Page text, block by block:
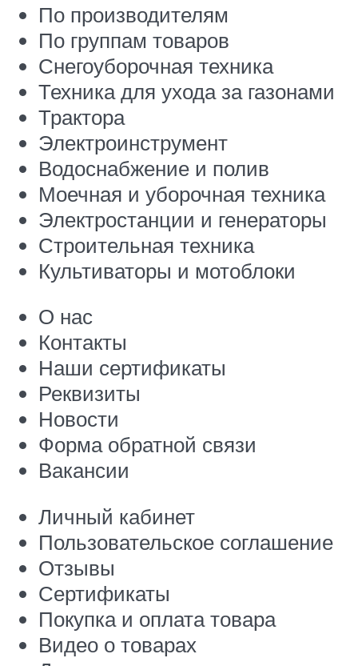
По производителям
По группам товаров
Снегоуборочная техника
Техника для ухода за газонами
Трактора
Электроинструмент
Водоснабжение и полив
Моечная и уборочная техника
Электростанции и генераторы
Строительная техника
Культиваторы и мотоблоки
О нас
Контакты
Наши сертификаты
Реквизиты
Новости
Форма обратной связи
Вакансии
Личный кабинет
Пользовательское соглашение
Отзывы
Сертификаты
Покупка и оплата товара
Видео о товарах